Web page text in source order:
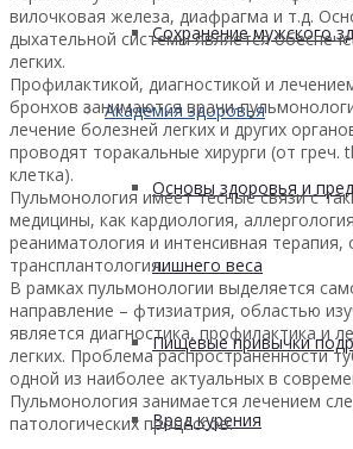
Сохранение мужского
Академия здоровья
Основы здоровья и
лишнего веса
Пищевые привычки
Вред курения
вилочковая железа, диафрагма и т.д.
дыхательной системы является
легких.
Профилактикой, диагностикой и
бронхов занимаются врачи-
лечение болезней легких и других
проводят торакальные хирурги (от греч.
клетка).
Пульмонология имеет тесные связи с
медицины, как кардиология,
реаниматология и интенсивная терапия,
трансплантология.
В рамках пульмонологии выделяется
направление – фтизиатрия, областью
является диагностика, профилактика и
легких. Проблема распространенности
одной из наиболее актуальных в
Пульмонология занимается лечением
патологических процессов: